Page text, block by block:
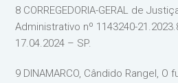
8 CORREGEDORIA-GERAL de
Administrativo nº 1143240-
17.04.2024 – SP.
9 DINAMARCO, Cândido Rangel,